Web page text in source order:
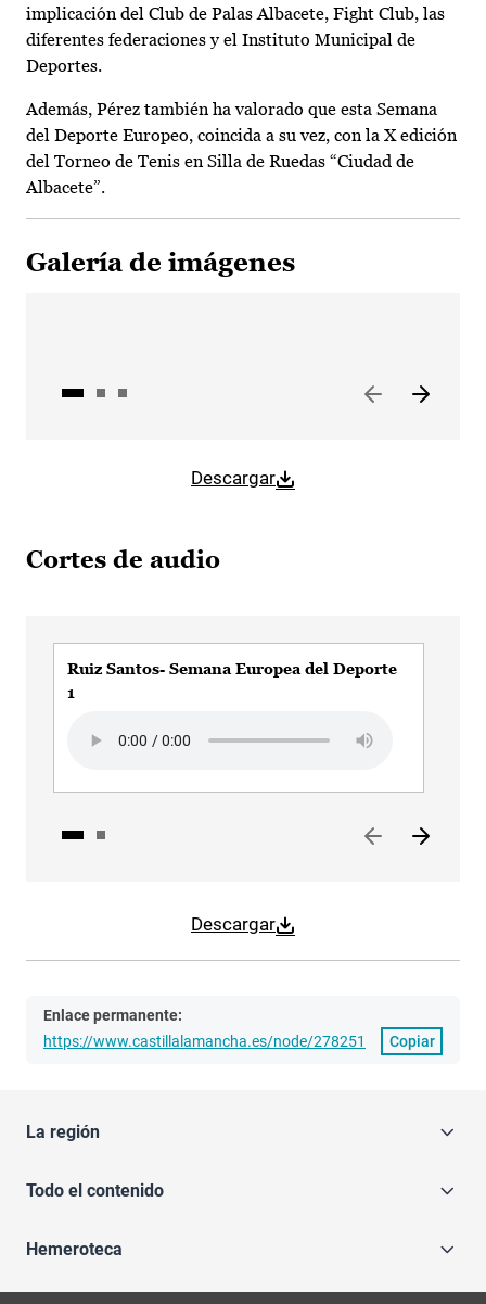
implicación del Club de Palas Albacete, Fight Club, las
diferentes federaciones y el Instituto Municipal de
Deportes.
Además, Pérez también ha valorado que esta Semana
del Deporte Europeo, coincida a su vez, con la X edición
del Torneo de Tenis en Silla de Ruedas “Ciudad de
Albacete”.
Galería de imágenes
Descargar
Cortes de audio
Descargar
Ruiz Santos- Semana Europea del Deporte
1
Enlace permanente:
https://www.castillalamancha.es/node/278251
Copiar
La región
Todo el contenido
Hemeroteca